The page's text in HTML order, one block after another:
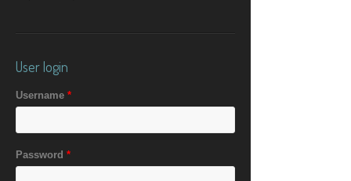
User login
Username *
Password *